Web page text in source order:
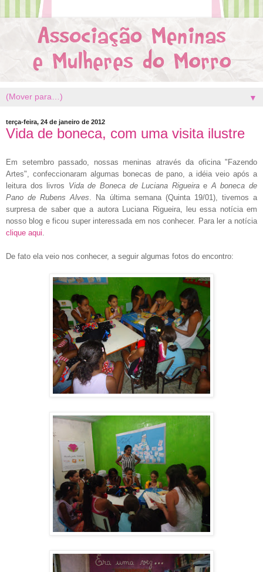
▼
terça-feira, 24 de janeiro de 2012
Vida de boneca, com uma visita ilustre
Em setembro passado, nossas meninas através da oficina "Fazendo
Artes", confeccionaram algumas bonecas de pano, a idéia veio após a
leitura dos livros Vida de Boneca de Luciana Rigueirae A boneca de
Pano de Rubens Alves . Na última semana (Quinta 19/01), tivemos a
surpresa de saber que a autora Luciana Rigueira, leu essa notícia em
nosso blog e ficou super interessada em nos conhecer. Para ler a notícia
clique aqui
De fato ela veio nos conhecer, a seguir algumas fotos do encontro: